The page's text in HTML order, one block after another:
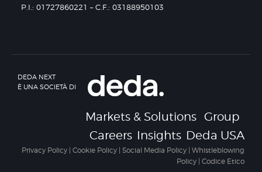
P.I.: 01727860221 – C.F.: 03188950103
DEDA NEXT
È UNA SOCIETÀ DI
Markets & Solutions Group
Careers Insights Deda USA
Privacy Policy Cookie Policy Social Media Policy Whistleblowing
Policy Codice Etico